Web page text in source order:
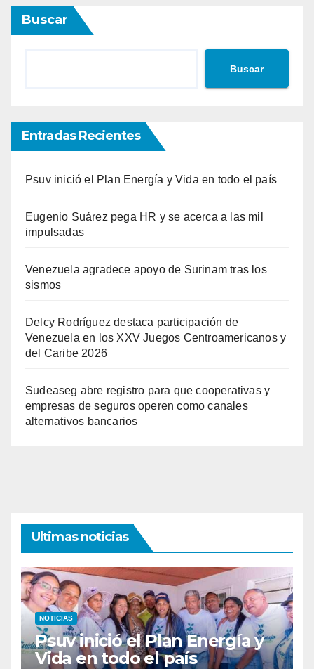
Buscar
Buscar
Entradas Recientes
Psuv inició el Plan Energía y Vida en todo el país
Eugenio Suárez pega HR y se acerca a las mil
impulsadas
Venezuela agradece apoyo de Surinam tras los
sismos
Delcy Rodríguez destaca participación de
Venezuela en los XXV Juegos Centroamericanos y
del Caribe 2026
Sudeaseg abre registro para que cooperativas y
empresas de seguros operen como canales
alternativos bancarios
Ultimas noticias
NOTICIAS
Psuv inició el Plan Energía y
Vida en todo el país